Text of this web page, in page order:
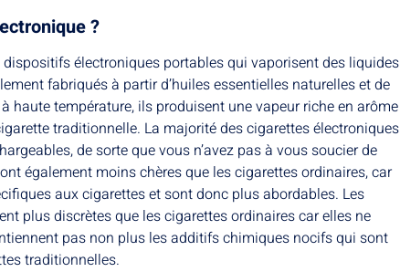
?
électroniques portables qui vaporisent des liquides
fabriqués à partir d’huiles essentielles naturelles et de
haute température, ils produisent une vapeur riche en arôme
traditionnelle. La majorité des cigarettes électroniques
de sorte que vous n’avez pas à vous soucier de
également moins chères que les cigarettes ordinaires, car
aux cigarettes et sont donc plus abordables. Les
plus discrètes que les cigarettes ordinaires car elles ne
pas non plus les additifs chimiques nocifs qui sont
traditionnelles.